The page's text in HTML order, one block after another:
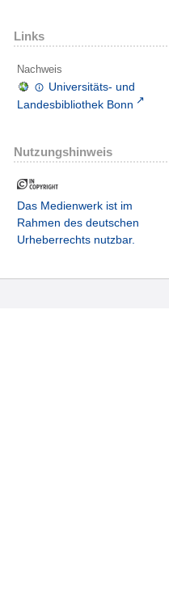
Links
Nachweis
Universitäts- und
Landesbibliothek Bonn
Nutzungshinweis
Das Medienwerk ist im
Rahmen des deutschen
Urheberrechts nutzbar.